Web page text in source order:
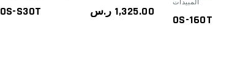
OS-S30T 1,325.00 ر.س
OS-160T